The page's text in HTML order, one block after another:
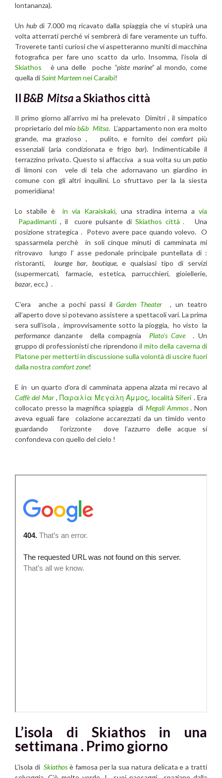
lontananza).
Un hub di 7.000 mq ricavato dalla spiaggia che vi stupirà una
volta atterrati perché vi sembrerà di fare veramente un tuffo.
Troverete tanti curiosi che vi aspetteranno muniti di macchina
fotografica per fare uno scatto da urlo. Insomma, l’isola di
Skiathos
è una delle poche “piste marine”al mondo, come
quella diSaint MarteenneiCaraibi!
IlB&B Mitsaa Skiathos città
Il primo giorno all’arrivo mi ha prelevato Dimitri , il simpatico
proprietario del miob&b Mitsa. L’appartamento non era molto
grande, ma grazioso , pulito, e fornito deicomfort più
essenziali (aria condizionata e frigobar). Indimenticabile il
terrazzino privato. Questo si affacciva a sua volta su un patio
di limoni con vele di tela che adornavano un giardino in
comune con gli altri inquilini. Lo sfruttavo per la la siesta
pomeridiana!
Lo stabile èin via Karaiskaki, una stradina interna a via
Papadimanti, il cuore pulsante di Skiathos città .
Una
posizione strategica . Potevo avere pace quando volevo. O
spassarmela perchè in soli cinque minuti di camminata mi
ritrovavo lungo l’ asse pedonale principale puntellata di :
ristoranti, lounge bar, boutique, e qualsiasi tipo di servizi
(supermercati, farmacie, estetica, parrucchieri, gioiellerie,
bazar, ecc.) .
C’era anche a pochi passi ilGarden Theater
, un teatro
all’aperto dove si potevano assistere a spettacoli vari. La prima
sera sull’isola , improvvisamente sotto la pioggia, ho visto la
performance danzante della compagnia Plato’s Cave
. Un
gruppo di professionisti che riprendonoil mito della caverna di
Platone per metterti in discussione sulla volontà di uscire fuori
dalla nostra comfort zone!
E in un quarto d’ora di camminata appena alzata mi recavo al
Caffè del Mar ,Παραλία Μεγάλη Άμμος,località Siferi . Era
collocato presso la magnifica spiaggia di Megali Ammos. Non
aveva eguali fare colazione accarezzati da un timido vento
guardando l’orizzonte dove l’azzurro delle acque si
confondeva con quello del cielo !
L’isola di Skiathos in una
settimana . Primo giorno
L’isola diSkiathosè famosa per la sua natura delicata e a tratti